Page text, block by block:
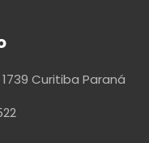
Curitiba Paraná